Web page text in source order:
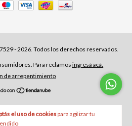
el uso de cookiespara agilizar tu
- 2026. Todos los derechos reservados.
Para reclamos ingresá acá.
de arrepentimiento